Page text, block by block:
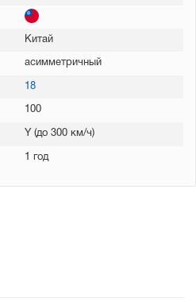
Китай
асимметричный
18
100
Y (до 300 км/ч)
1 год